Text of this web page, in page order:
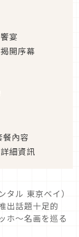
宴
開序幕
內容
細資訊
ル 東京ベイ）
出話題十足的
ホ～名画を巡る